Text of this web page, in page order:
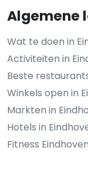
Algemene
Wat te doen in
Activiteiten in
Beste
Winkels open in
Markten in
Hotels in
Fitness Eindhoven